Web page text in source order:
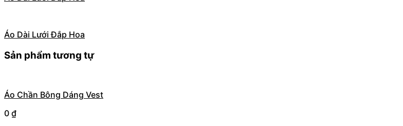
Áo Dài Lưới Đắp Hoa
Sản phẩm tương tự
Áo Chần Bông Dáng Vest
0 ₫